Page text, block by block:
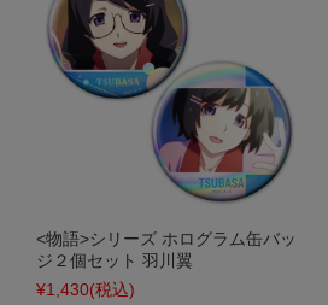
<物語>シリーズ ホログラム缶バッ
ジ２個セット 羽川翼
¥1,430(税込)